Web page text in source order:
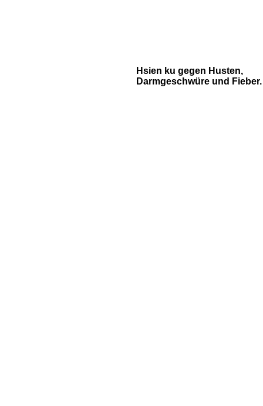
Hsien ku gegen Husten,
Darmgeschwüre und Fieber.